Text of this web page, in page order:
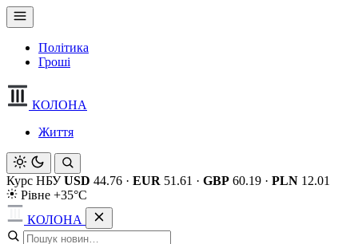
Політика
Гроші
КОЛОНА
Життя
Курс НБУ USD 44.76 · EUR 51.61 · GBP 60.19 · PLN 12.01
Рівне +35°C
КОЛОНА